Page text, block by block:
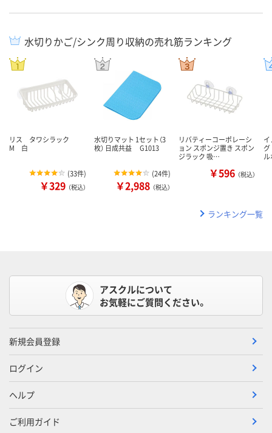
水切りかご/シンク周り収納の売れ筋ランキング
リス タワシラック
M 白
(33件)
￥329 （税込）
水切りマット 1セット（3
枚） 日成共益 G1013
(24件)
￥2,988 （税込）
リバティーコーポレーシ
ョン スポンジ置き スポン
ジラック 吸…
￥596 （税込）
ランキング一覧
アスクルについて
お気軽にご質問ください。
新規会員登録
ログイン
ヘルプ
ご利用ガイド